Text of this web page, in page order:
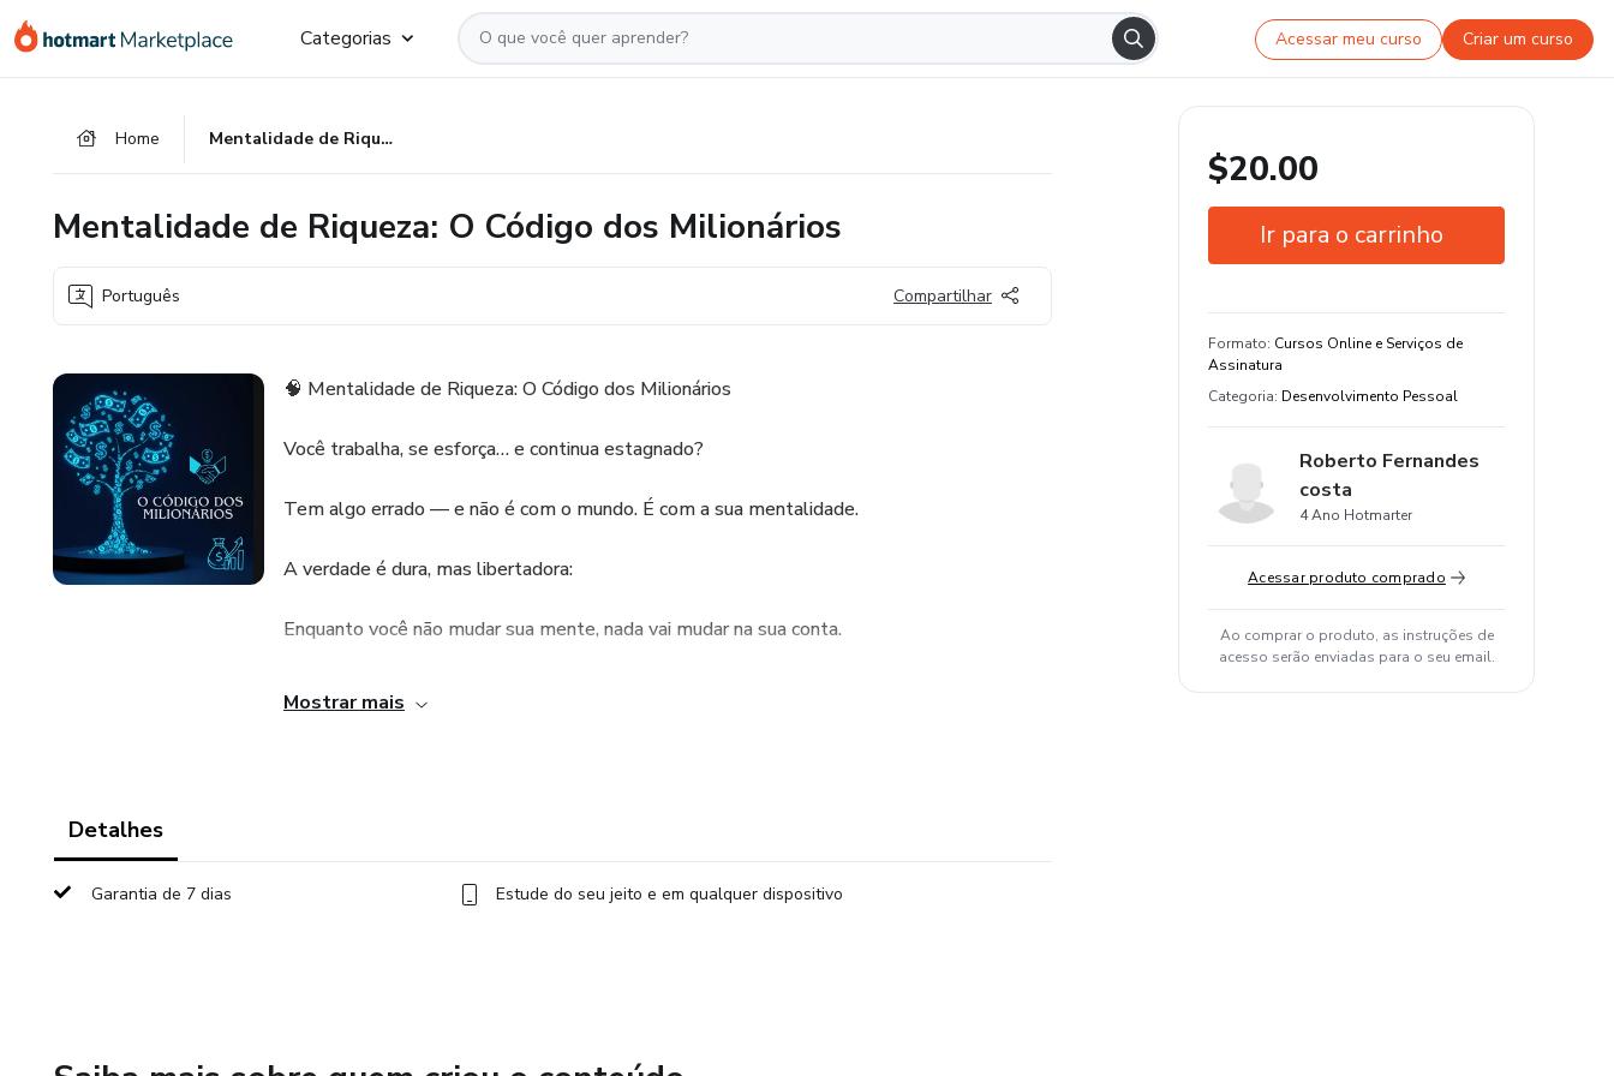
para
para
para
Categorias Acessar meu curso Criar um curso
Home Mentalidade de Riqueza: O Código dos Milionários
Mentalidade de Riqueza: O Código dos Milionários
Português Compartilhar
🧠 Mentalidade de Riqueza: O Código dos Milionários
Você trabalha, se esforça… e continua estagnado?
Tem algo errado — e não é com o mundo. É com a sua mentalidade.
A verdade é dura, mas libertadora:
Enquanto você não mudar sua mente, nada vai mudar na sua conta.
Você continua repetindo os mesmos erros:
❌ Cercado de gente negativa
Mostrar mais
Detalhes
Garantia de 7 dias Estude do seu jeito e em qualquer dispositivo
$20.00
Ir para o carrinho
Estude do seu jeito e em qualquer
dispositivo
Formato: Cursos Online e Serviços de
Assinatura
Categoria: Desenvolvimento Pessoal
Roberto Fernandes
costa
4 Ano Hotmarter
Acessar produto comprado
Ao comprar o produto, as instruções de
acesso serão enviadas para o seu email.